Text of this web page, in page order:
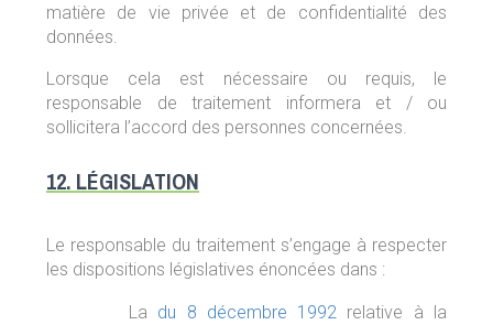
matière de vie privée et de confidentialité des
données.
Lorsque cela est nécessaire ou requis, le
responsable de traitement informera et / ou
sollicitera l’accord des personnes concernées.
12. LÉGISLATION
Le responsable du traitement s’engage à respecter
les dispositions législatives énoncées dans :
La du 8 décembre 1992 relative à la